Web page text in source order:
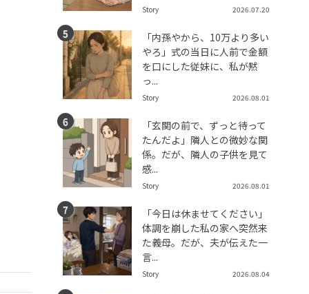
Story 2026.07.20
「内孫やから、10万より多い
やろ」式の当日に人前で金額
を口にした従妹に、私が黙
っ...
Story 2026.08.01
「玄関の前で、ずっと待って
たんだよ」隣人との微妙な関
係。だが、隣人の子供を見て
感...
Story 2026.08.01
「今日は休ませてください」
体調を崩した私の家へ突然来
た義母。だが、夫が伝えた一
言...
Story 2026.08.04